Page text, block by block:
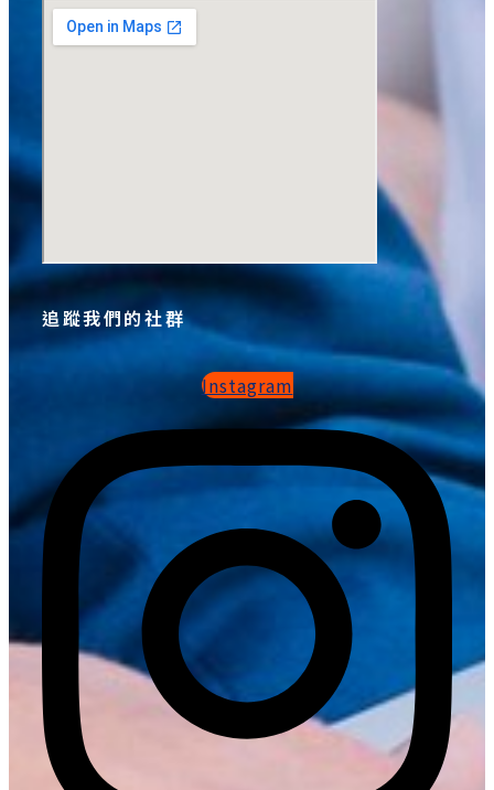
追蹤我們的社群
Instagram